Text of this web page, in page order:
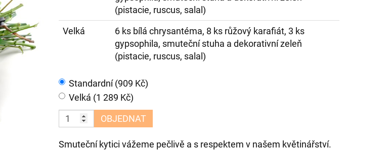
(pistacie, ruscus, salal)
Velká
6 ks bílá chrysantéma, 8 ks růžový karafiát, 3 ks
gypsophila, smuteční stuha a dekorativní zeleň
(pistacie, ruscus, salal)
Standardní (909 Kč)
Velká (1 289 Kč)
OBJEDNAT
Smuteční kytici vážeme pečlivě a s respektem v našem květinářství.